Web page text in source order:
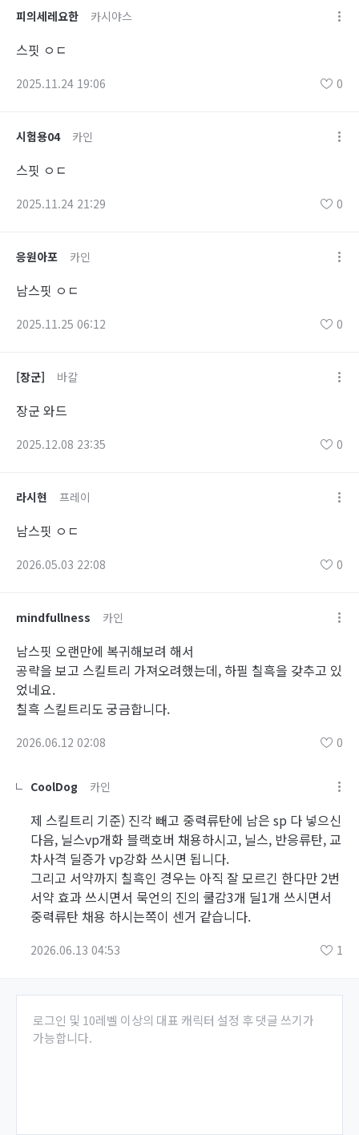
피의세레요한 카시야스
스핏 ㅇㄷ
2025.11.24 19:06 0
시험용04 카인
스핏 ㅇㄷ
2025.11.24 21:29 0
응원아포 카인
남스핏 ㅇㄷ
2025.11.25 06:12 0
[장군] 바칼
장군 와드
2025.12.08 23:35 0
라시현 프레이
남스핏 ㅇㄷ
2026.05.03 22:08 0
mindfullness 카인
남스핏 오랜만에 복귀해보려 해서
공략을 보고 스킬트리 가져오려했는데, 하필 칠흑을 갖추고 있
었네요.
칠흑 스킬트리도 궁금합니다.
2026.06.12 02:08 0
CoolDog 카인
제 스킬트리 기준) 진각 빼고 중력류탄에 남은 sp 다 넣으신
다음, 닐스vp개화 블랙호버 채용하시고, 닐스, 반응류탄, 교
차사격 딜증가 vp강화 쓰시면 됩니다.
그리고 서약까지 칠흑인 경우는 아직 잘 모르긴 한다만 2번
서약 효과 쓰시면서 묵언의 진의 쿨감3개 딜1개 쓰시면서
중력류탄 채용 하시는쪽이 센거 같습니다.
2026.06.13 04:53 1
로그인 및 10레벨 이상의 대표 캐릭터 설정 후 댓글 쓰기가
가능합니다.